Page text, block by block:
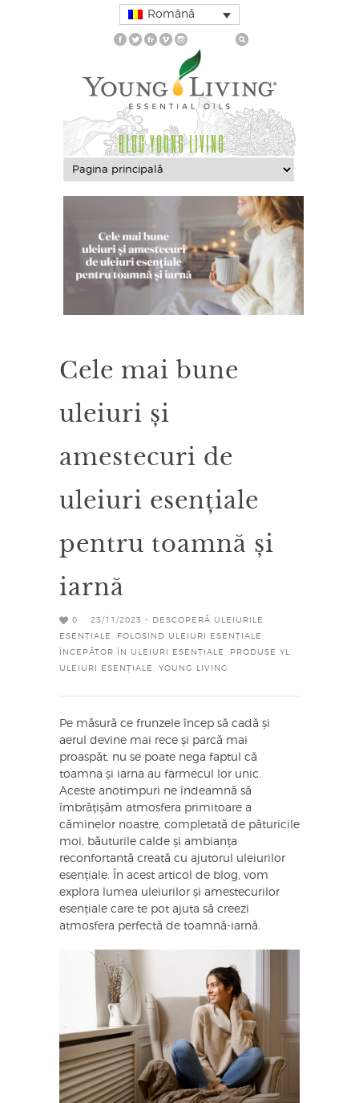
Română
BLOG YOUNG LIVING
Cele mai bune
uleiuri și
amestecuri de
uleiuri esențiale
pentru toamnă și
iarnă
0 23/11/2023 -
DESCOPERĂ ULEIURILE
ESENȚIALE
FOLOSIND ULEIURI ESENȚIALE
ÎNCEPĂTOR ÎN ULEIURI ESENȚIALE
PRODUSE YL
ULEIURI ESENȚIALE
YOUNG LIVING
Pe măsură ce frunzele încep să cadă și
aerul devine mai rece și parcă mai
proaspăt, nu se poate nega faptul că
toamna și iarna au farmecul lor unic.
Aceste anotimpuri ne îndeamnă să
îmbrățișăm atmosfera primitoare a
căminelor noastre, completată de păturicile
moi, băuturile calde și ambianța
reconfortantă creată cu ajutorul uleiurilor
esențiale. În acest articol de blog, vom
explora lumea uleiurilor și amestecurilor
esențiale care te pot ajuta să creezi
atmosfera perfectă de toamnă-iarnă.